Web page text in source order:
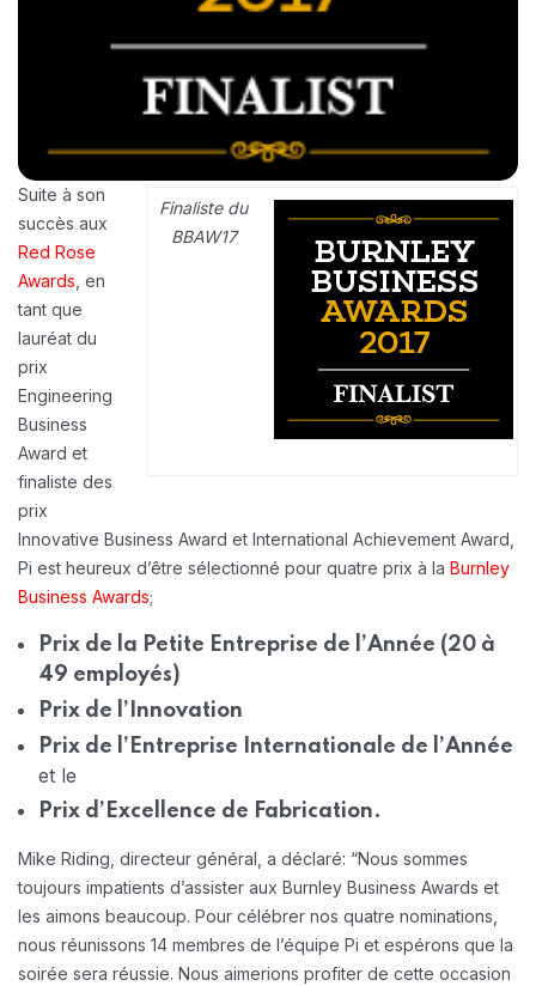
Finaliste du
BBAW17
Suite à son
succès aux
Red Rose
Awards , en
tant que
lauréat du
prix
Engineering
Business
Award et
finaliste des
prix
Innovative Business Award et International Achievement Award,
Pi est heureux d’être sélectionné pour quatre prix à la Burnley
Business Awards;
Prix de la Petite Entreprise de l’Année (20 à
49 employés)
Prix de l’Innovation
Prix de l’Entreprise Internationale de l’Année
et le
Prix d’Excellence de Fabrication.
Mike Riding, directeur général, a déclaré: “Nous sommes
toujours impatients d’assister aux Burnley Business Awards et
les aimons beaucoup. Pour célébrer nos quatre nominations,
nous réunissons 14 membres de l’équipe Pi et espérons que la
soirée sera réussie. Nous aimerions profiter de cette occasion